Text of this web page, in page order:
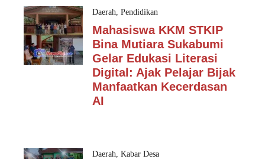
Daerah, Pendidikan
Mahasiswa KKM STKIP
Bina Mutiara Sukabumi
Gelar Edukasi Literasi
Digital: Ajak Pelajar Bijak
Manfaatkan Kecerdasan
AI
Daerah, Kabar Desa